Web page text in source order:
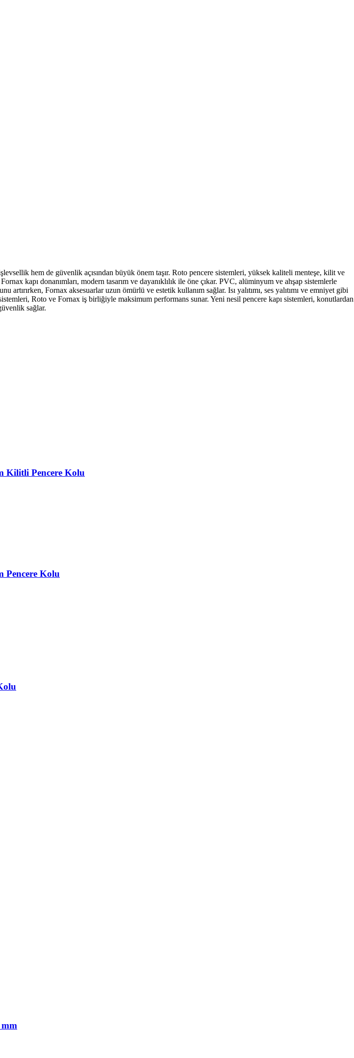
hem de güvenlik açısından büyük önem taşır. Roto pencere sistemleri, yüksek kaliteli menteşe, kilit ve
kapı donanımları, modern tasarım ve dayanıklılık ile öne çıkar. PVC, alüminyum ve ahşap sistemlerle
artırırken, Fornax aksesuarlar uzun ömürlü ve estetik kullanım sağlar. Isı yalıtımı, ses yalıtımı ve emniyet gibi
Roto ve Fornax iş birliğiyle maksimum performans sunar. Yeni nesil pencere kapı sistemleri, konutlardan
sağlar.
Kilitli Pencere Kolu
Pencere Kolu
mm